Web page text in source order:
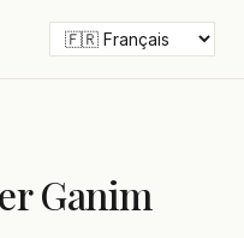
Ganim